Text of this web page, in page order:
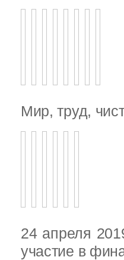
Мир, труд,
24 апреля
участие в